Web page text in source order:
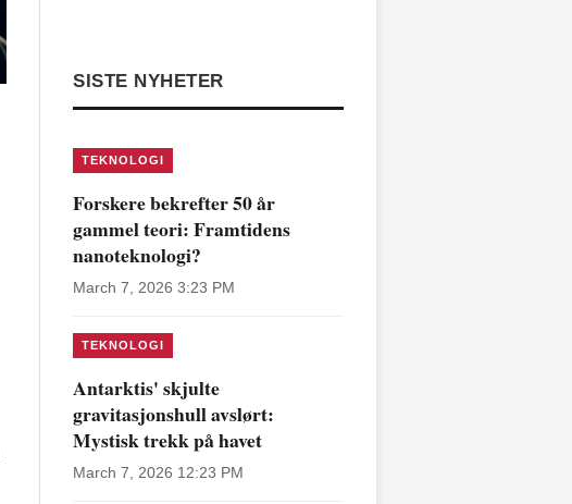
SISTE NYHETER
TEKNOLOGI
Forskere bekrefter 50 år
gammel teori: Framtidens
nanoteknologi?
March 7, 2026 3:23 PM
TEKNOLOGI
Antarktis' skjulte
gravitasjonshull avslørt:
Mystisk trekk på havet
March 7, 2026 12:23 PM